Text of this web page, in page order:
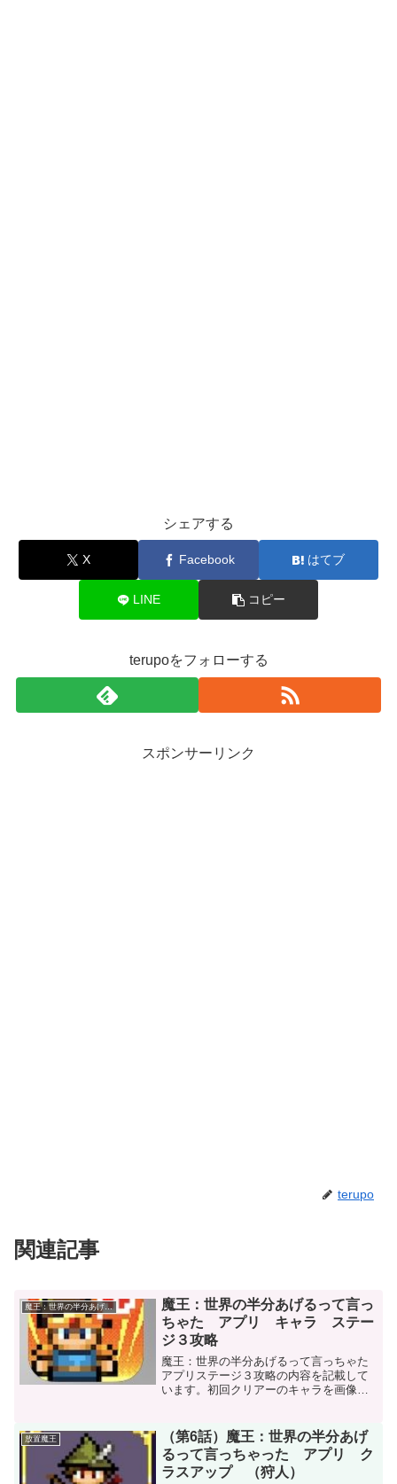
シェアする
X Facebook はてブ
LINE コピー
terupoをフォローする
スポンサーリンク
terupo
関連記事
魔王：世界の半分あげるって言っ
ちゃた アプリ キャラ ステー
ジ３攻略
魔王：世界の半分あげるって言っちゃた
アプリステージ３攻略の内容を記載して
います。初回クリアーのキャラを画像を
放置魔王
（第6話）魔王：世界の半分あげ
るって言っちゃった アプリ ク
ラスアップ （狩人）